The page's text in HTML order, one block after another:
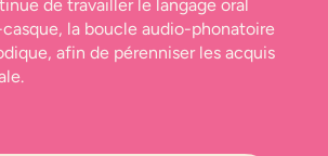
de travailler le langage oral
la boucle audio-phonatoire
afin de pérenniser les acquis